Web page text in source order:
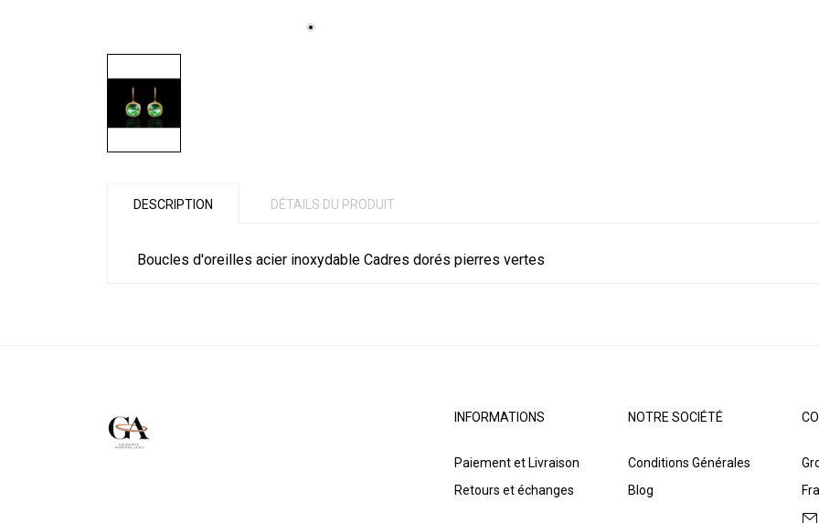
DESCRIPTION DÉTAILS DU PRODUIT
Boucles d'oreilles acier inoxydable Cadres dorés pierres vertes
INFORMATIONS
Paiement et Livraison
Retours et échanges
NOTRE SOCIÉTÉ
Conditions Générales
Blog